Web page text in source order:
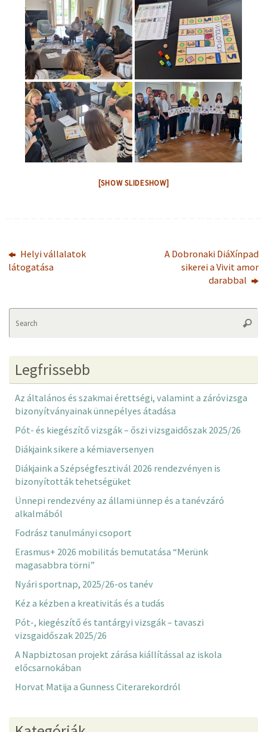
[SHOW SLIDESHOW]
Helyi vállalatok
látogatása
A Dobronaki DiáXínpad
sikerei a Vivit amor
darabbal
Legfrissebb
Az általános és szakmai érettségi, valamint a záróvizsga
bizonyítványainak ünnepélyes átadása
Pót- és kiegészítő vizsgák – őszi vizsgaidőszak 2025/26
Diákjaink sikere a kémiaversenyen
Diákjaink a Szépségfesztivál 2026 rendezvényen is
bizonyították tehetségüket
Ünnepi rendezvény az állami ünnep és a tanévzáró
alkalmából
Fodrász tanulmányi csoport
Erasmus+ 2026 mobilitás bemutatása “Merünk
magasabbra törni”
Nyári sportnap, 2025/26-os tanév
Kéz a kézben a kreativitás és a tudás
Pót-, kiegészítő és tantárgyi vizsgák – tavaszi
vizsgaidőszak 2025/26
A Napbiztosan projekt zárása kiállítással az iskola
előcsarnokában
Horvat Matija a Gunness Citerarekordról